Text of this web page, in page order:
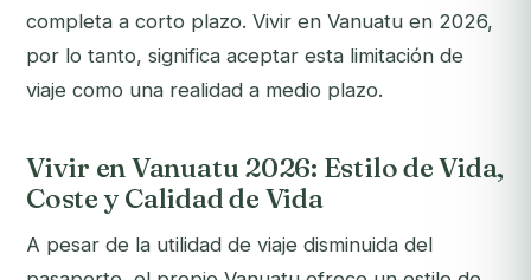
completa a corto plazo. Vivir en Vanuatu en 2026,
por lo tanto, significa aceptar esta limitación de
viaje como una realidad a medio plazo.
Vivir en Vanuatu 2026: Estilo de Vida,
Coste y Calidad de Vida
A pesar de la utilidad de viaje disminuida del